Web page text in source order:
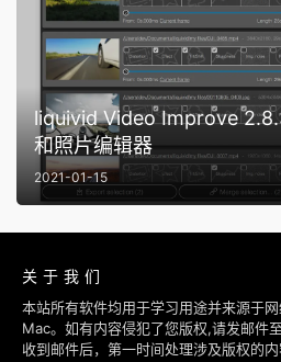
liquivid Video Improve
和照片编辑器
2021-01-15
关于我们
本站所有软件均用于学习用途并来源于
Mac。如有内容侵犯了您版权,请发邮件
收到邮件后，第一时间处理涉及版权的内